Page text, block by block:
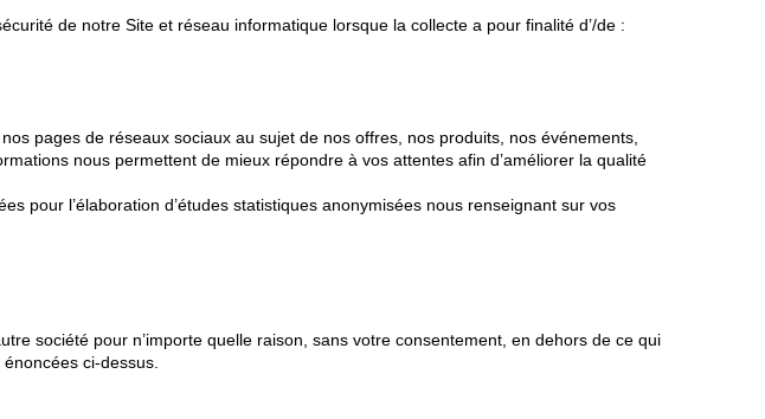
de notre Site et réseau informatique lorsque la collecte a pour finalité d’/de :
pages de réseaux sociaux au sujet de nos offres, nos produits, nos événements,
nous permettent de mieux répondre à vos attentes afin d’améliorer la qualité
pour l’élaboration d’études statistiques anonymisées nous renseignant sur vos
société pour n’importe quelle raison, sans votre consentement, en dehors de ce qui
ci-dessus.